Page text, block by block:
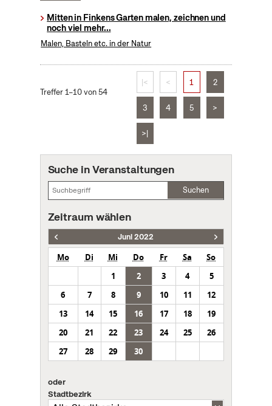
Mitten in Finkens Garten malen, zeichnen und
noch viel mehr...
Malen, Basteln etc. in der Natur
Treffer 1–10 von 54
|< < 1 2
3 4 5 >
>|
Suche in Veranstaltungen
Suchen
Zeitraum wählen
Juni 2022
Mo Di Mi Do Fr Sa
So
1
2 3 4
5
6
7 8 9 10 11
12
13
14 15 16 17 18
19
20
21 22 23 24 25
26
27
28 29 30
oder
Stadtbezirk